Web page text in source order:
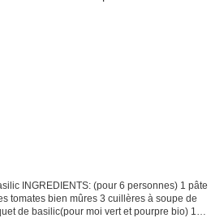
INGREDIENTS: (pour 6 personnes) 1 pâte
tomates bien mûres 3 cuillères à soupe de
de basilic(pour moi vert et pourpre bio) 1